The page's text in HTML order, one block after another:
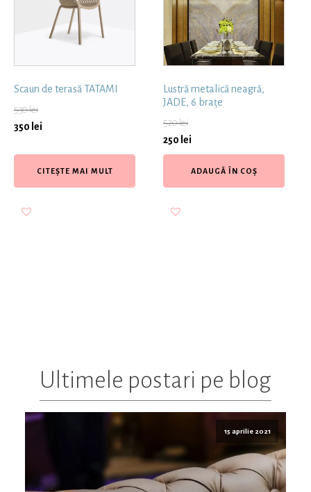
Scaun de terasă TATAMI
530lei
350 lei
CITEȘTE MAI MULT
Lustră metalică neagră,
JADE, 6 brațe
520lei
250 lei
ADAUGĂ ÎN COȘ
Ultimele postari pe blog
15 aprilie 2021